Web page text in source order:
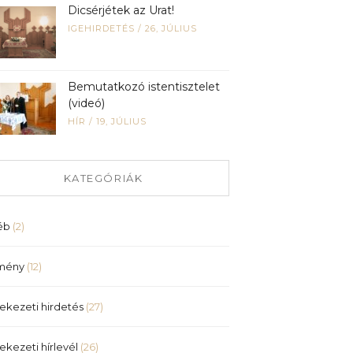
Dicsérjétek az Urat!
IGEHIRDETÉS / 26, JÚLIUS
Bemutatkozó istentisztelet
(videó)
HÍR / 19, JÚLIUS
KATEGÓRIÁK
(2)
(12)
hirdetés (27)
hírlevél (26)